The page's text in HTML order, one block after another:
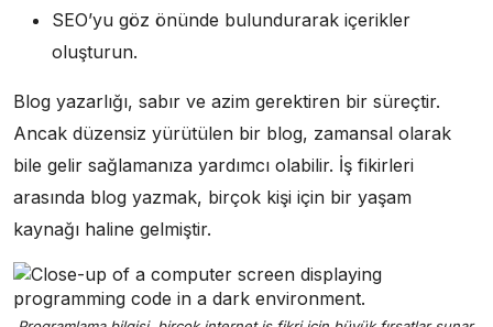
SEO’yu göz önünde bulundurarak içerikler
oluşturun.
Blog yazarlığı, sabır ve azim gerektiren bir süreçtir.
Ancak düzensiz yürütülen bir blog, zamansal olarak
bile gelir sağlamanıza yardımcı olabilir. İş fikirleri
arasında blog yazmak, birçok kişi için bir yaşam
kaynağı haline gelmiştir.